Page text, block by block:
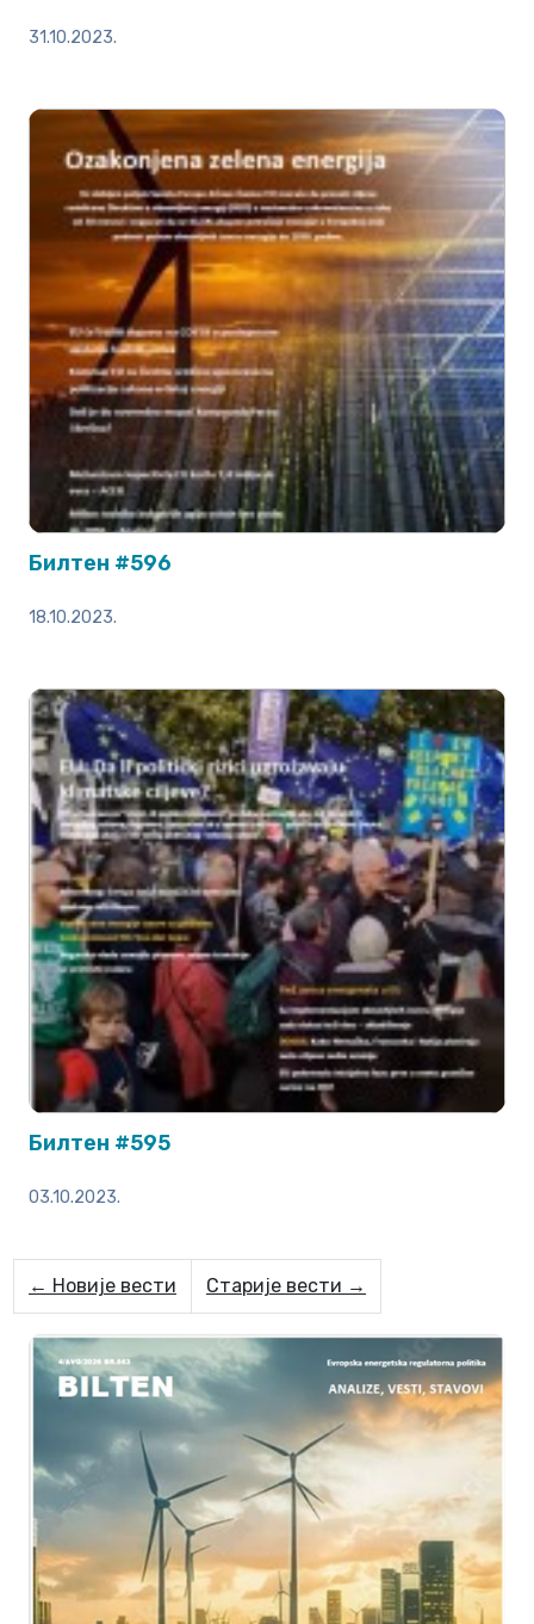
31.10.2023.
Билтен #596
18.10.2023.
Билтен #595
03.10.2023.
← Новије вести Старије вести →